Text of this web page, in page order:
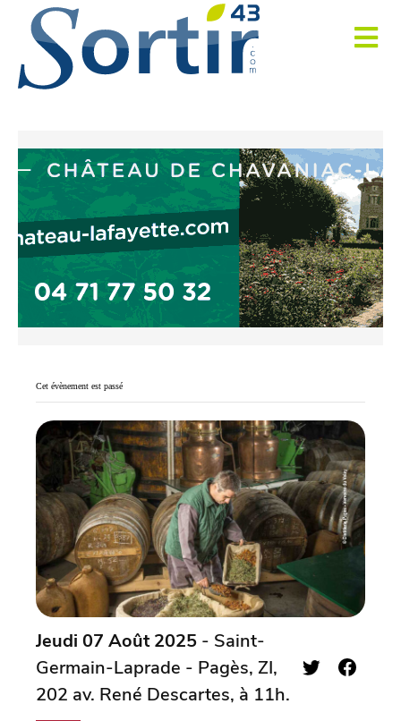
Cet évènement est passé
Jeudi 07 Août 2025 - Saint-
Germain-Laprade - Pagès, ZI,
202 av. René Descartes, à 11h.